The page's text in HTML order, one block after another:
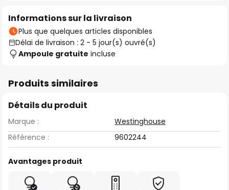
Informations sur la livraison
Plus que quelques articles disponibles
Délai de livraison : 2 - 5 jour(s) ouvré(s)
Ampoule gratuite incluse
Produits similaires
Détails du produit
Marque :
Westinghouse
Référence :
9602244
Avantages produit